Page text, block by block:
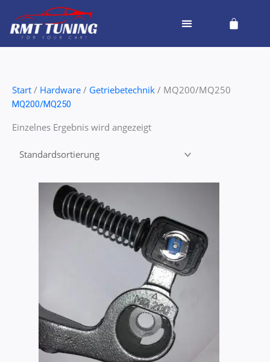
Inhalt
springen
Cart
Start / Hardware / Getriebetechnik / MQ200/MQ250
MQ200/MQ250
Einzelnes Ergebnis wird angezeigt